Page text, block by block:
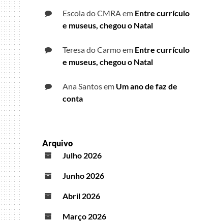
Escola do CMRAem Entre currículo
e museus, chegou o Natal
Teresa do Carmoem Entre currículo
e museus, chegou o Natal
Ana Santosem Um ano de faz de
conta
Arquivo
Julho 2026
Junho 2026
Abril 2026
Março 2026